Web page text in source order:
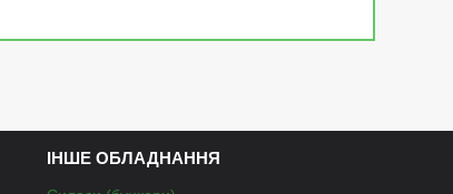
ІНШЕ ОБЛАДНАННЯ